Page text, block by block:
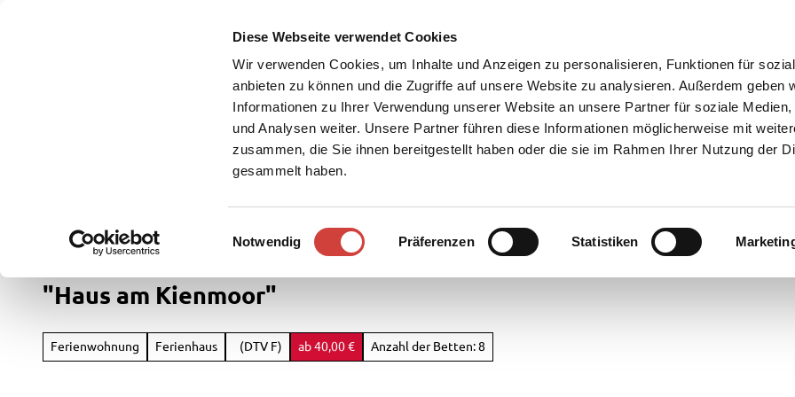
Diese Webseite verwendet Cookies
Wir verwenden Cookies, um Inhalte und Anzeigen zu personalisieren, Funktionen für
anbieten zu können und die Zugriffe auf unsere Website zu analysieren. Außerdem geben
Informationen zu Ihrer Verwendung unserer Website an unsere Partner für soziale Medien,
und Analysen weiter. Unsere Partner führen diese Informationen möglicherweise mit
zusammen, die Sie ihnen bereitgestellt haben oder die sie im Rahmen Ihrer Nutzung der
gesammelt haben.
i
w
l
l
Notwendig Präferenzen Statistiken
Rad
&
Übersicht
Parks
"Haus am Kienmoor"
Ferienwohnung Ferienhaus (DTV F) ab 40,00 € Anzahl der Betten: 8